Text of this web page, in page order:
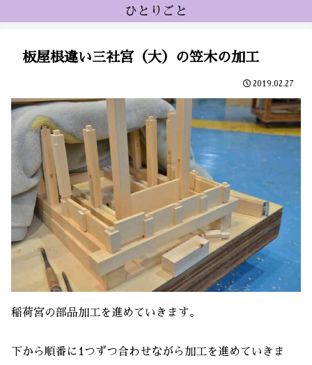
ひとりごと
板屋根違い三社宮（大）の笠木の加工
2019.02.27
稲荷宮の部品加工を進めていきます。
下から順番に1つずつ合わせながら加工を進めていきま